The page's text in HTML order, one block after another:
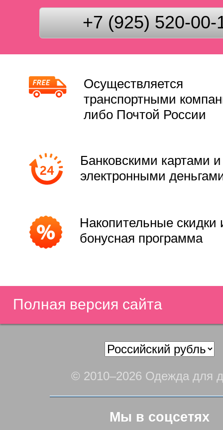
+7 (925) 520-00-
Осуществляется
транспортными
либо Почтой России
Банковскими картами и
электронными
Накопительные скидки
бонусная программа
Полная версия сайта
© 2010–2026 Одежда для
Мы в соцсетях